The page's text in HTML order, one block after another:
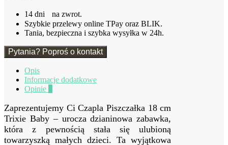
14 dni na zwrot.
Szybkie przelewy online TPay oraz BLIK.
Tania, bezpieczna i szybka wysyłka w 24h.
Pytania? Poproś o kontakt
Opis
Informacje dodatkowe
Opinie
Zaprezentujemy Ci Czapla Piszczałka 18 cm
Trixie Baby – urocza dzianinowa zabawka,
która z pewnością stała się ulubioną
towarzyszką małych dzieci. Ta wyjątkowa